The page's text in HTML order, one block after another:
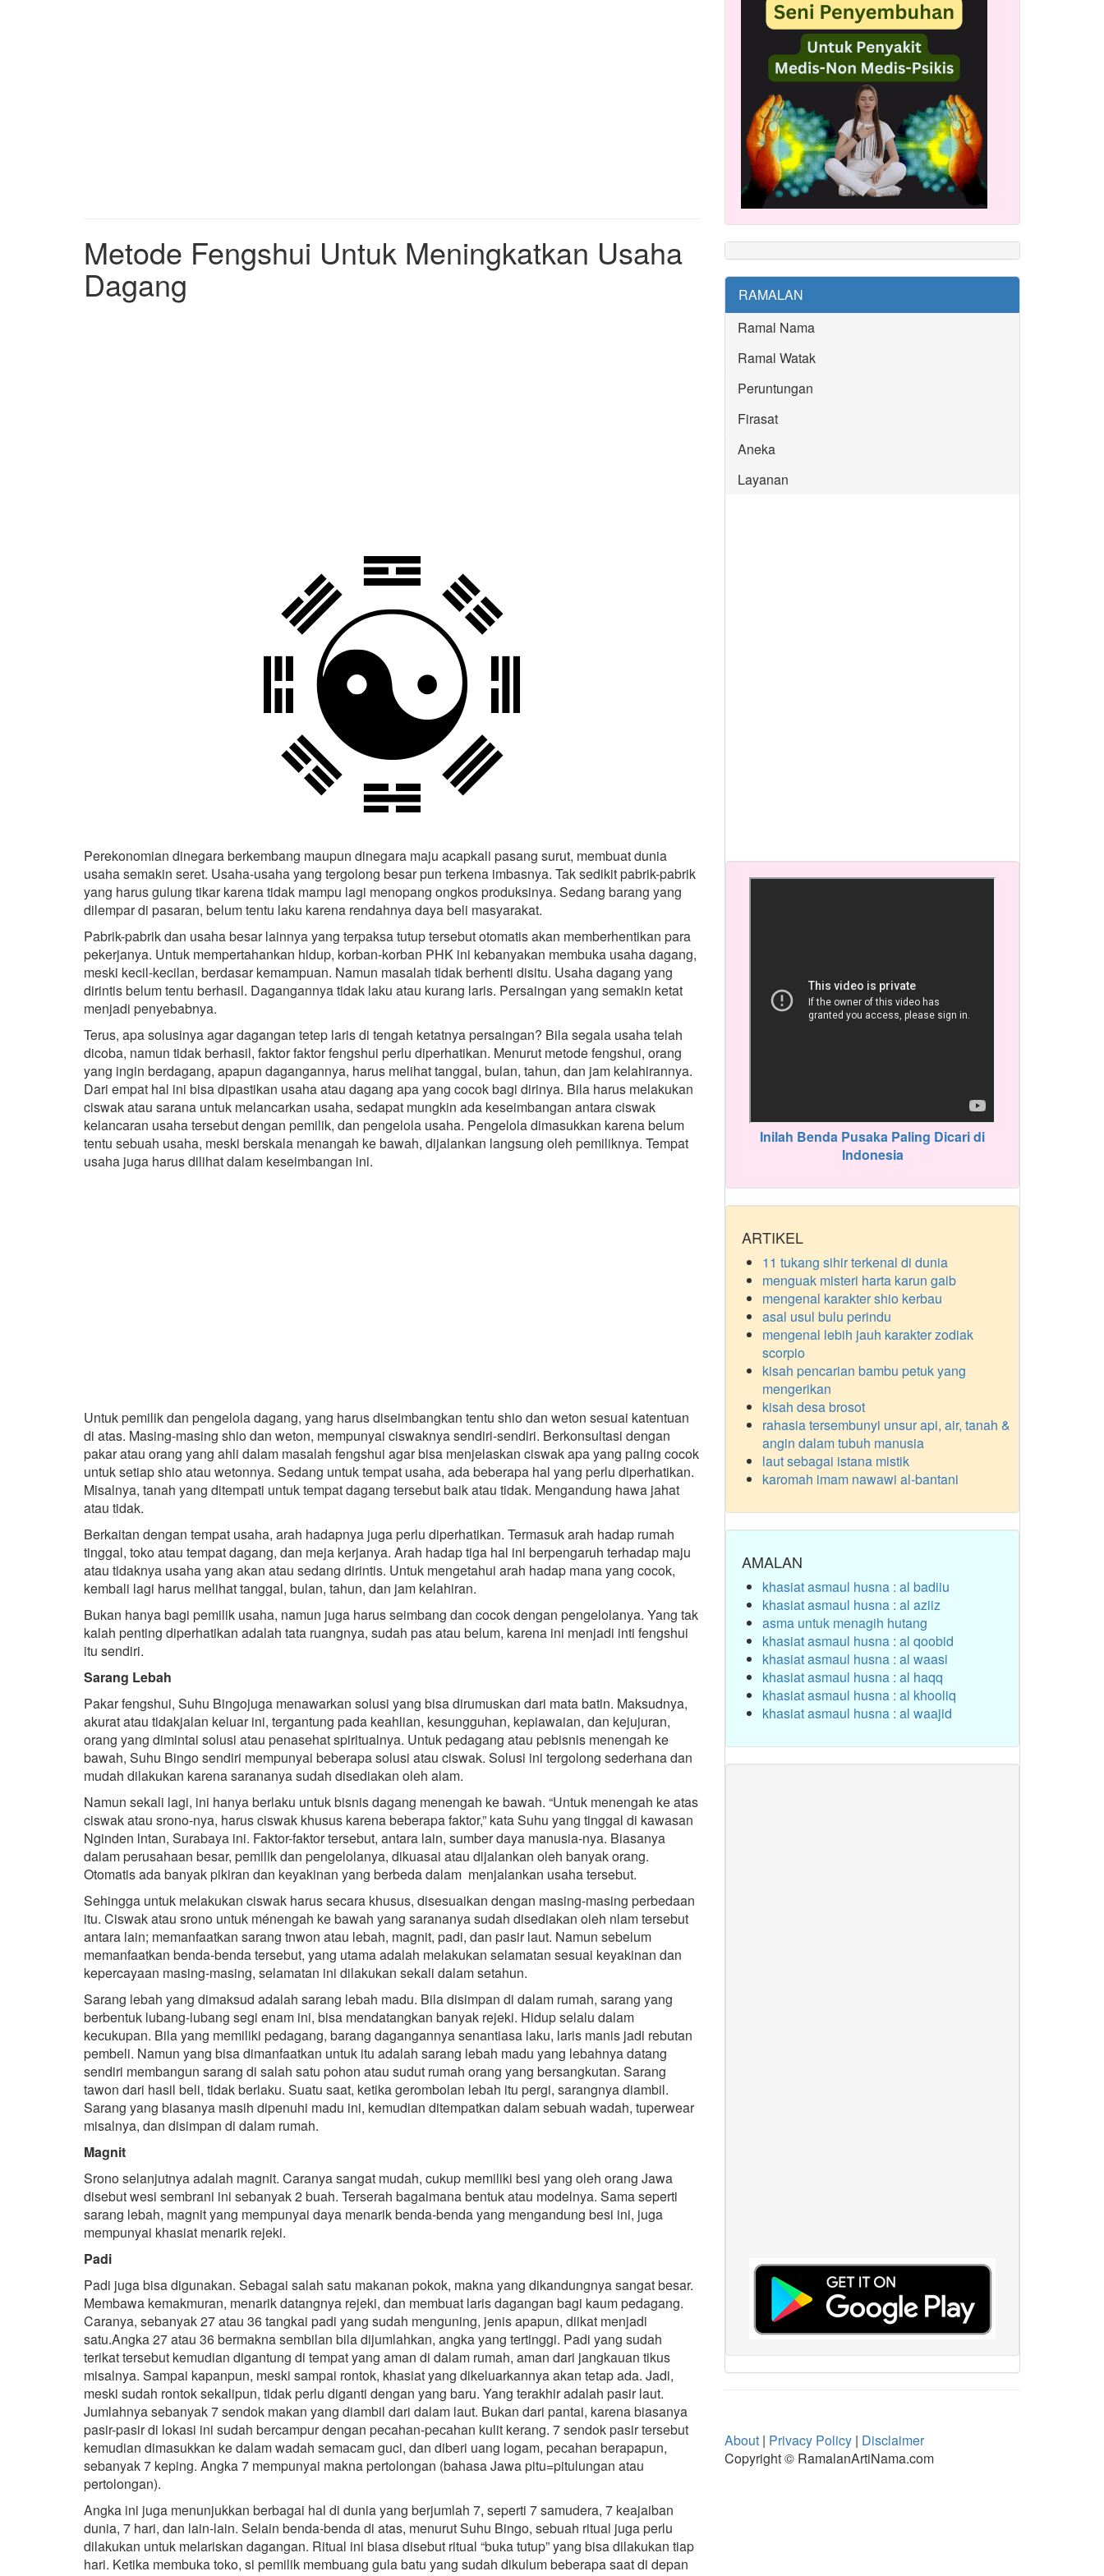
Metode Fengshui Untuk Meningkatkan Usaha
Dagang
Perekonomian dinegara berkembang maupun dinegara maju acapkali pasang surut, membuat dunia
usaha semakin seret. Usaha-usaha yang tergolong besar pun terkena imbasnya. Tak sedikit pabrik-pabrik
yang harus gulung tikar karena tidak mampu lagi menopang ongkos produksinya. Sedang barang yang
dilempar di pasaran, belum tentu laku karena rendahnya daya beli masyarakat.
Pabrik-pabrik dan usaha besar lainnya yang terpaksa tutup tersebut otomatis akan memberhentikan para
pekerjanya. Untuk mempertahankan hidup, korban-korban PHK ini kebanyakan membuka usaha dagang,
meski kecil-kecilan, berdasar kemampuan. Namun masalah tidak berhenti disitu. Usaha dagang yang
dirintis belum tentu berhasil. Dagangannya tidak laku atau kurang laris. Persaingan yang semakin ketat
menjadi penyebabnya.
Terus, apa solusinya agar dagangan tetep laris di tengah ketatnya persaingan? Bila segala usaha telah
dicoba, namun tidak berhasil, faktor faktor fengshui perlu diperhatikan. Menurut metode fengshui, orang
yang ingin berdagang, apapun dagangannya, harus melihat tanggal, bulan, tahun, dan jam kelahirannya.
Dari empat hal ini bisa dipastikan usaha atau dagang apa yang cocok bagi dirinya. Bila harus melakukan
ciswak atau sarana untuk melancarkan usaha, sedapat mungkin ada keseimbangan antara ciswak
kelancaran usaha tersebut dengan pemilik, dan pengelola usaha. Pengelola dimasukkan karena belum
tentu sebuah usaha, meski berskala menangah ke bawah, dijalankan langsung oleh pemiliknya. Tempat
usaha juga harus dilihat dalam keseimbangan ini.
Untuk pemilik dan pengelola dagang, yang harus diseimbangkan tentu shio dan weton sesuai katentuan
di atas. Masing-masing shio dan weton, mempunyai ciswaknya sendiri-sendiri. Berkonsultasi dengan
pakar atau orang yang ahli dalam masalah fengshui agar bisa menjelaskan ciswak apa yang paling cocok
untuk setiap shio atau wetonnya. Sedang untuk tempat usaha, ada beberapa hal yang perlu diperhatikan.
Misalnya, tanah yang ditempati untuk tempat dagang tersebut baik atau tidak. Mengandung hawa jahat
atau tidak.
Berkaitan dengan tempat usaha, arah hadapnya juga perlu diperhatikan. Termasuk arah hadap rumah
tinggal, toko atau tempat dagang, dan meja kerjanya. Arah hadap tiga hal ini berpengaruh terhadap maju
atau tidaknya usaha yang akan atau sedang dirintis. Untuk mengetahui arah hadap mana yang cocok,
kembali lagi harus melihat tanggal, bulan, tahun, dan jam kelahiran.
Bukan hanya bagi pemilik usaha, namun juga harus seimbang dan cocok dengan pengelolanya. Yang tak
kalah penting diperhatikan adalah tata ruangnya, sudah pas atau belum, karena ini menjadi inti fengshui
itu sendiri.
Sarang Lebah
Pakar fengshui, Suhu Bingojuga menawarkan solusi yang bisa dirumuskan dari mata batin. Maksudnya,
akurat atau tidakjalan keluar ini, tergantung pada keahlian, kesungguhan, kepiawaian, dan kejujuran,
orang yang dimintai solusi atau penasehat spiritualnya. Untuk pedagang atau pebisnis menengah ke
bawah, Suhu Bingo sendiri mempunyai beberapa solusi atau ciswak. Solusi ini tergolong sederhana dan
mudah dilakukan karena sarananya sudah disediakan oleh alam.
Namun sekali lagi, ini hanya berlaku untuk bisnis dagang menengah ke bawah. “Untuk menengah ke atas
ciswak atau srono-nya, harus ciswak khusus karena beberapa faktor,” kata Suhu yang tinggal di kawasan
Nginden lntan, Surabaya ini. Faktor-faktor tersebut, antara lain, sumber daya manusia-nya. Biasanya
dalam perusahaan besar, pemilik dan pengelolanya, dikuasai atau dijalankan oleh banyak orang.
Otomatis ada banyak pikiran dan keyakinan yang berbeda dalam menjalankan usaha tersebut.
Sehingga untuk melakukan ciswak harus secara khusus, disesuaikan dengan masing-masing perbedaan
itu. Ciswak atau srono untuk ménengah ke bawah yang sarananya sudah disediakan oleh nlam tersebut
antara lain; memanfaatkan sarang tnwon atau lebah, magnit, padi, dan pasir laut. Namun sebelum
memanfaatkan benda-benda tersebut, yang utama adalah melakukan selamatan sesuai keyakinan dan
kepercayaan masing-masing, selamatan ini dilakukan sekali dalam setahun.
Sarang lebah yang dimaksud adalah sarang lebah madu. Bila disimpan di dalam rumah, sarang yang
berbentuk lubang-lubang segi enam ini, bisa mendatangkan banyak rejeki. Hidup selalu dalam
kecukupan. Bila yang memiliki pedagang, barang dagangannya senantiasa laku, laris manis jadi rebutan
pembeli. Namun yang bisa dimanfaatkan untuk itu adalah sarang lebah madu yang lebahnya datang
sendiri membangun sarang di salah satu pohon atau sudut rumah orang yang bersangkutan. Sarang
tawon dari hasil beli, tidak berlaku. Suatu saat, ketika gerombolan lebah itu pergi, sarangnya diambil.
Sarang yang biasanya masih dipenuhi madu ini, kemudian ditempatkan dalam sebuah wadah, tuperwear
misalnya, dan disimpan di dalam rumah.
Magnit
Srono selanjutnya adalah magnit. Caranya sangat mudah, cukup memiliki besi yang oleh orang Jawa
disebut wesi sembrani ini sebanyak 2 buah. Terserah bagaimana bentuk atau modelnya. Sama seperti
sarang lebah, magnit yang mempunyai daya menarik benda-benda yang mengandung besi ini, juga
mempunyai khasiat menarik rejeki.
Padi
Padi juga bisa digunakan. Sebagai salah satu makanan pokok, makna yang dikandungnya sangat besar.
Membawa kemakmuran, menarik datangnya rejeki, dan membuat laris dagangan bagi kaum pedagang.
Caranya, sebanyak 27 atau 36 tangkai padi yang sudah menguning, jenis apapun, diikat menjadi
satu.Angka 27 atau 36 bermakna sembilan bila dijumlahkan, angka yang tertinggi. Padi yang sudah
terikat tersebut kemudian digantung di tempat yang aman di dalam rumah, aman dari jangkauan tikus
misalnya. Sampai kapanpun, meski sampai rontok, khasiat yang dikeluarkannya akan tetap ada. Jadi,
meski sudah rontok sekalipun, tidak perlu diganti dengan yang baru. Yang terakhir adalah pasir laut.
Jumlahnya sebanyak 7 sendok makan yang diambil dari dalam laut. Bukan dari pantai, karena biasanya
pasir-pasir di lokasi ini sudah bercampur dengan pecahan-pecahan kulit kerang. 7 sendok pasir tersebut
kemudian dimasukkan ke dalam wadah semacam guci, dan diberi uang logam, pecahan berapapun,
sebanyak 7 keping. Angka 7 mempunyai makna pertolongan (bahasa Jawa pitu=pitulungan atau
pertolongan).
Angka ini juga menunjukkan berbagai hal di dunia yang berjumlah 7, seperti 7 samudera, 7 keajaiban
dunia, 7 hari, dan lain-lain. Selain benda-benda di atas, menurut Suhu Bingo, sebuah ritual juga perlu
dilakukan untuk melariskan dagangan. Ritual ini biasa disebut ritual “buka tutup” yang bisa dilakukan tiap
hari. Ketika membuka toko, si pemilik membuang gula batu yang sudah dikulum beberapa saat di depan
RAMALAN
Ramal Nama
Ramal Watak
Peruntungan
Firasat
Aneka
Layanan
Inilah Benda Pusaka Paling Dicari di
Indonesia
ARTIKEL
11 tukang sihir terkenal di dunia
menguak misteri harta karun gaib
mengenal karakter shio kerbau
asal usul bulu perindu
mengenal lebih jauh karakter zodiak
scorpio
kisah pencarian bambu petuk yang
mengerikan
kisah desa brosot
rahasia tersembunyi unsur api, air, tanah &
angin dalam tubuh manusia
laut sebagai istana mistik
karomah imam nawawi al-bantani
AMALAN
khasiat asmaul husna : al badiiu
khasiat asmaul husna : al aziiz
asma untuk menagih hutang
khasiat asmaul husna : al qoobid
khasiat asmaul husna : al waasi
khasiat asmaul husna : al haqq
khasiat asmaul husna : al khooliq
khasiat asmaul husna : al waajid
About | Privacy Policy | Disclaimer
Copyright © RamalanArtiNama.com